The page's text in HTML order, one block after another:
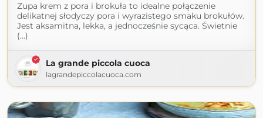
Zupa krem z pora i brokuła to idealne połączenie
delikatnej słodyczy pora i wyrazistego smaku brokułów.
Jest aksamitna, lekka, a jednocześnie sycąca. Świetnie
(...)
La grande piccola cuoca
lagrandepiccolacuoca.com